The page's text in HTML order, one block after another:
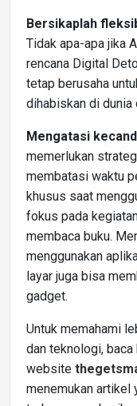
Bersikaplah
Tidak apa-apa jika
rencana Digital
tetap berusaha
dihabiskan di dunia
Mengatasi
memerlukan
membatasi waktu
khusus saat
fokus pada
membaca buku.
menggunakan
layar juga bisa
gadget.
Untuk memahami
dan teknologi,
website
menemukan artikel